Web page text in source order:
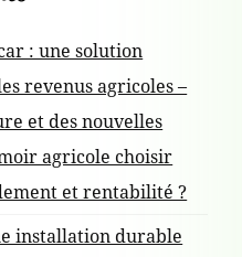
: une solution
revenus agricoles –
et des nouvelles
agricole choisir
et rentabilité ?
installation durable